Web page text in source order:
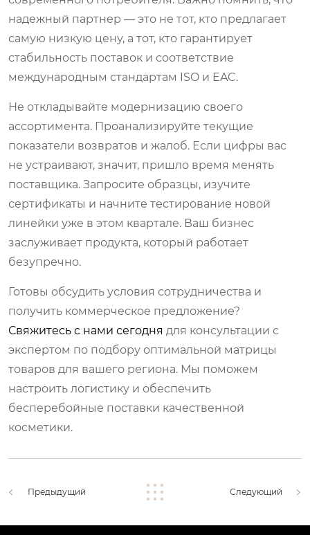
надежный партнер — это не тот, кто предлагает
самую низкую цену, а тот, кто гарантирует
стабильность поставок и соответствие
международным стандартам ISO и EAC.
Не откладывайте модернизацию своего
ассортимента. Проанализируйте текущие
показатели возвратов и жалоб. Если цифры вас
не устраивают, значит, пришло время менять
поставщика. Запросите образцы, изучите
сертификаты и начните тестирование новой
линейки уже в этом квартале. Ваш бизнес
заслуживает продукта, который работает
безупречно.
Готовы обсудить условия сотрудничества и
получить коммерческое предложение?
Свяжитесь с нами сегодня для консультации с
экспертом по подбору оптимальной матрицы
товаров для вашего региона. Мы поможем
настроить логистику и обеспечить
бесперебойные поставки качественной
косметики.
Предыдущий Следующий